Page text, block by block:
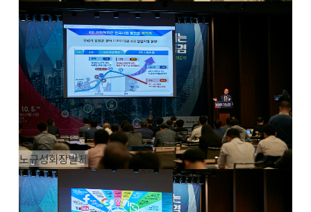
노규성회장발제